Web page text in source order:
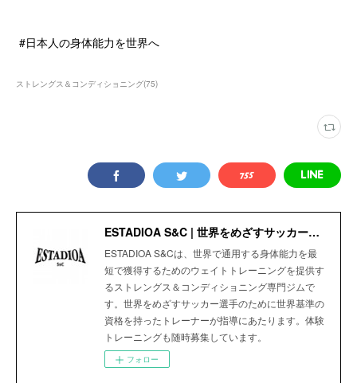
#日本人の身体能力を世界へ
ストレングス＆コンディショニング(75)
ESTADIOA S&C | 世界をめざすサッカー選手のためのStrength＆Conditioning Gym
ESTADIOA S&Cは、世界で通用する身体能力を最
短で獲得するためのウェイトトレーニングを提供す
るストレングス＆コンディショニング専門ジムで
す。世界をめざすサッカー選手のために世界基準の
資格を持ったトレーナーが指導にあたります。体験
トレーニングも随時募集しています。
フォロー